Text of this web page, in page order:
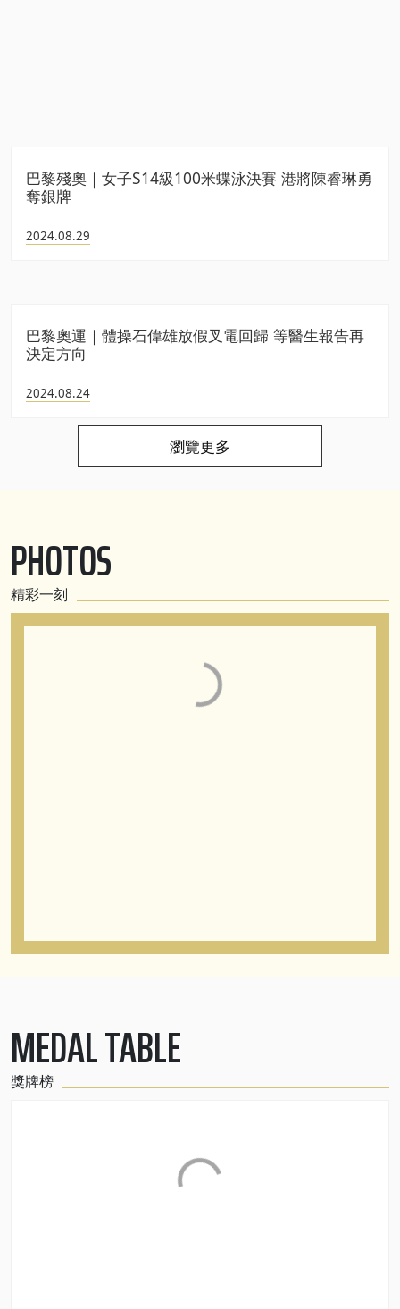
巴黎殘奧｜女子S14級100米蝶泳決賽 港將陳睿琳勇
奪銀牌
2024.08.29
巴黎奧運｜體操石偉雄放假叉電回歸 等醫生報告再
決定方向
2024.08.24
瀏覽更多
PHOTOS
精彩一刻
MEDAL TABLE
獎牌榜